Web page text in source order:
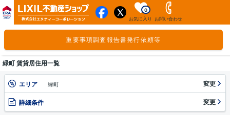
お気に入り
0
お問い合わせ
重要事項調査報告書発行依頼等
緑町 賃貸居住用一覧
エリア 緑町 変更
詳細条件 変更